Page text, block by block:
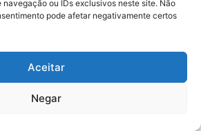
ou IDs exclusivos neste site. Não
pode afetar negativamente certos
Aceitar
Negar